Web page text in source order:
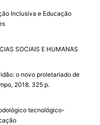
Inclusiva e Educação
SOCIAIS E HUMANAS
o novo proletariado de
2018. 325 p.
tecnológico-